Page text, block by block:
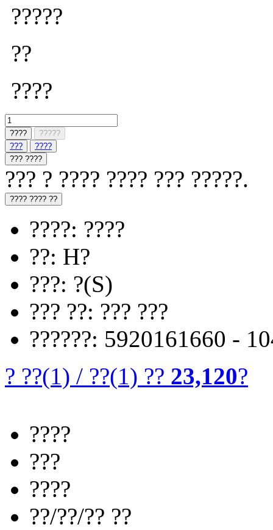
?????
??
????
????
?????
???
????
??? ????
??? ? ???? ???? ??? ?????.
???? ???? ??
????: ????
??: H?
???: ?(S)
??? ??: ??? ???
??????: 5920161660 -
? ??(1) / ??(1) ?? 23,120?
????
???
????
??/??/?? ??